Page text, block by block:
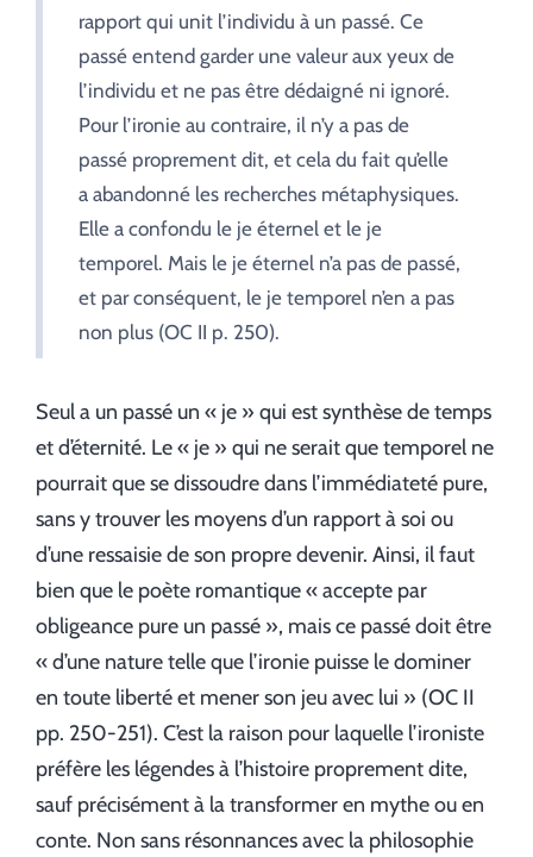
rapport qui unit l’individu à un passé. Ce
passé entend garder une valeur aux yeux de
l’individu et ne pas être dédaigné ni ignoré.
Pour l’ironie au contraire, il n’y a pas de
passé proprement dit, et cela du fait qu’elle
a abandonné les recherches métaphysiques.
Elle a confondu le je éternel et le je
temporel. Mais le je éternel n’a pas de passé,
et par conséquent, le je temporel n’en a pas
non plus (OC II p. 250).
Seul a un passé un « je » qui est synthèse de temps
et d’éternité. Le « je » qui ne serait que temporel ne
pourrait que se dissoudre dans l’immédiateté pure,
sans y trouver les moyens d’un rapport à soi ou
d’une ressaisie de son propre devenir. Ainsi, il faut
bien que le poète romantique « accepte par
obligeance pure un passé », mais ce passé doit être
« d’une nature telle que l’ironie puisse le dominer
en toute liberté et mener son jeu avec lui » (OC II
pp. 250-251). C’est la raison pour laquelle l’ironiste
préfère les légendes à l’histoire proprement dite,
sauf précisément à la transformer en mythe ou en
conte. Non sans résonnances avec la philosophie